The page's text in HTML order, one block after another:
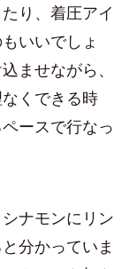
り、着圧アイ
いいでしょ
ませながら、
くできる時
ースで行なっ
ナモンにリン
分かっていま